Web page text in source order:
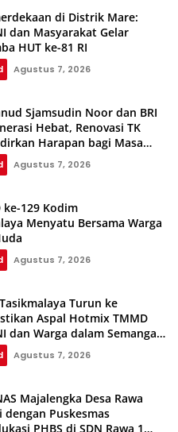
di Distrik Mare:
dan Masyarakat Gelar
HUT ke-81 RI
Agustus 7, 2026
Sjamsudin Noor dan BRI
Hebat, Renovasi TK
Harapan bagi Masa
Agustus 7, 2026
ke-129 Kodim
Menyatu Bersama Warga
Agustus 7, 2026
Turun ke
Aspal Hotmix TMMD
dan Warga dalam Semangat
Agustus 7, 2026
Majalengka Desa Rawa
dengan Puskesmas
PHBS di SDN Rawa 1